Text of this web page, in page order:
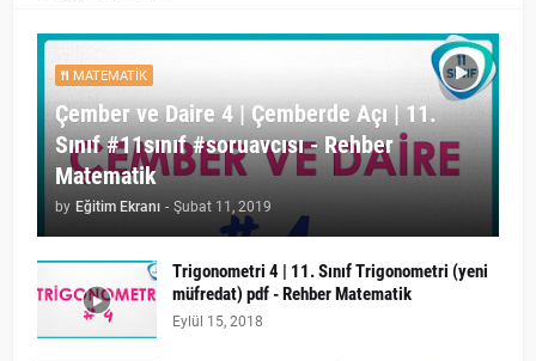
MATEMATIK
Çember ve Daire 4 | Çemberde Açı | 11.
Sınıf #11sınıf #soruavcısı - Rehber
Matematik
by Eğitim Ekranı - Şubat 11, 2019
Trigonometri 4 | 11. Sınıf Trigonometri (yeni
müfredat) pdf - Rehber Matematik
Eylül 15, 2018